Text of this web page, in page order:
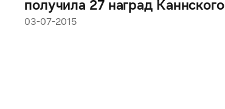
получила 27 наград Каннского
фестиваля рекламы
03-07-2015